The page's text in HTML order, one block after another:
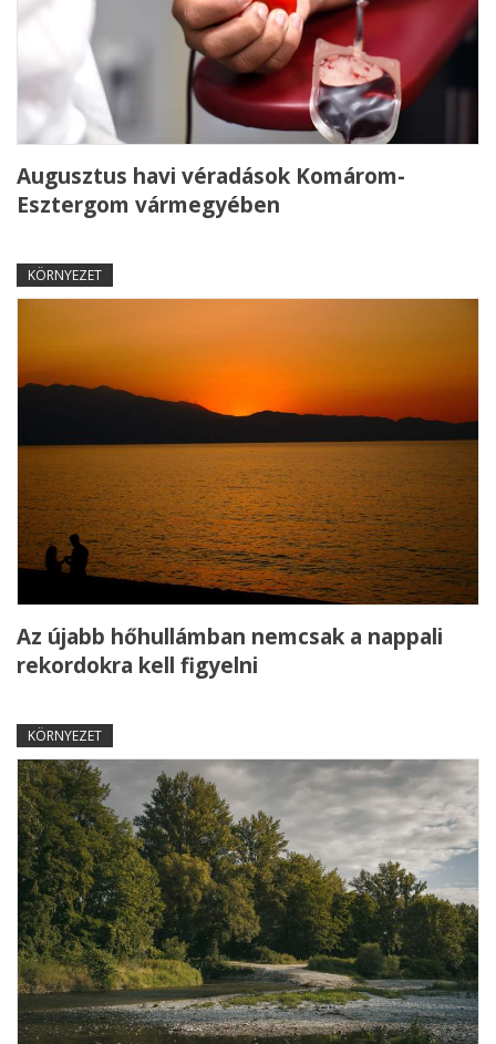
Augusztus havi véradások Komárom-
Esztergom vármegyében
KÖRNYEZET
Az újabb hőhullámban nemcsak a nappali
rekordokra kell figyelni
KÖRNYEZET